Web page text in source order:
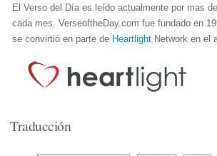
El Verso del Día es leído actualmente por mas
cada mes. VerseoftheDay.com fue fundado en
se convirtió en parte de Heartlight Network en el
Traducción